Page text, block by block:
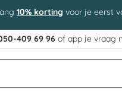
10% korting voor je eerst
409 69 96 of app je vraag